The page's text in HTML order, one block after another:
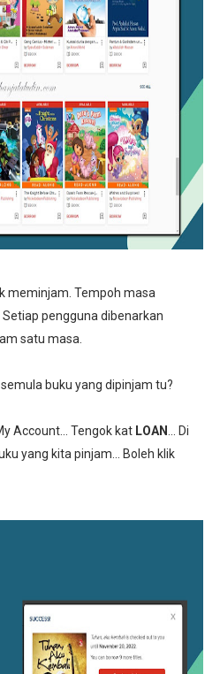
meminjam. Tempoh masa
pengguna dibenarkan
satu masa.
buku yang dipinjam tu?
Account... Tengok kat LOAN
... Di
yang kita pinjam... Boleh klik